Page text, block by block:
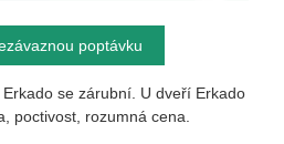
poptávku
se zárubní. U dveří Erkado
poctivost, rozumná cena.